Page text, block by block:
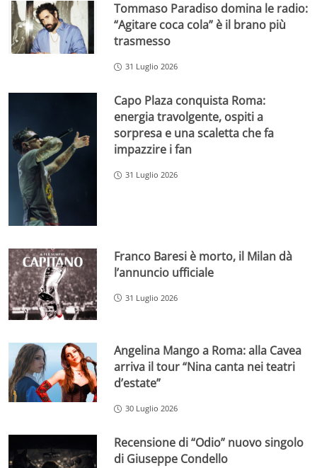
Tommaso Paradiso domina le radio:
“Agitare coca cola” è il brano più
trasmesso
31 Luglio 2026
Capo Plaza conquista Roma:
energia travolgente, ospiti a
sorpresa e una scaletta che fa
impazzire i fan
31 Luglio 2026
Franco Baresi è morto, il Milan dà
l’annuncio ufficiale
31 Luglio 2026
Angelina Mango a Roma: alla Cavea
arriva il tour “Nina canta nei teatri
d’estate”
30 Luglio 2026
Recensione di “Odio” nuovo singolo
di Giuseppe Condello